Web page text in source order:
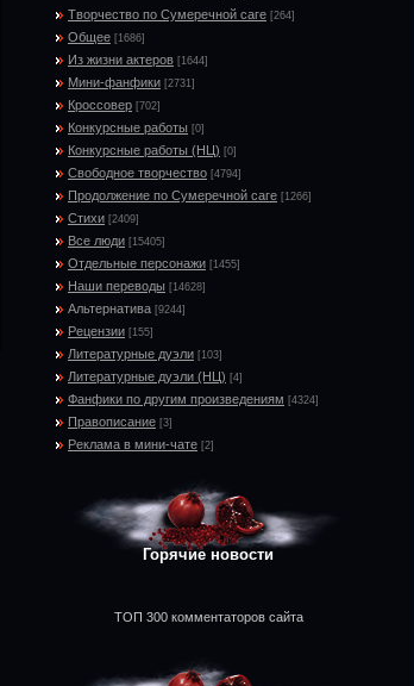
Творчество по Сумеречной саге [264]
Общее [1686]
Из жизни актеров [1644]
Мини-фанфики [2731]
Кроссовер [702]
Конкурсные работы [0]
Конкурсные работы (НЦ) [0]
Свободное творчество [4794]
Продолжение по Сумеречной саге [1266]
Стихи [2409]
Все люди [15405]
Отдельные персонажи [1455]
Наши переводы [14628]
Альтернатива [9244]
Рецензии [155]
Литературные дуэли [103]
Литературные дуэли (НЦ) [4]
Фанфики по другим произведениям [4324]
Правописание [3]
Реклама в мини-чате [2]
Горячие новости
ТОП 300 комментаторов сайта